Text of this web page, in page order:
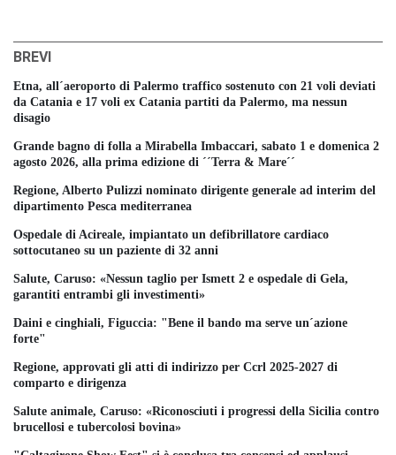
BREVI
Etna, all´aeroporto di Palermo traffico sostenuto con 21 voli deviati
da Catania e 17 voli ex Catania partiti da Palermo, ma nessun
disagio
Grande bagno di folla a Mirabella Imbaccari, sabato 1 e domenica 2
agosto 2026, alla prima edizione di ´´Terra & Mare´´
Regione, Alberto Pulizzi nominato dirigente generale ad interim del
dipartimento Pesca mediterranea
Ospedale di Acireale, impiantato un defibrillatore cardiaco
sottocutaneo su un paziente di 32 anni
Salute, Caruso: «Nessun taglio per Ismett 2 e ospedale di Gela,
garantiti entrambi gli investimenti»
Daini e cinghiali, Figuccia: "Bene il bando ma serve un´azione
forte"
Regione, approvati gli atti di indirizzo per Ccrl 2025-2027 di
comparto e dirigenza
Salute animale, Caruso: «Riconosciuti i progressi della Sicilia contro
brucellosi e tubercolosi bovina»